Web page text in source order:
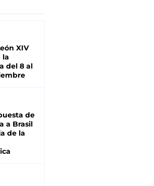
XIV
la
del 8 al
de
a Brasil
de la